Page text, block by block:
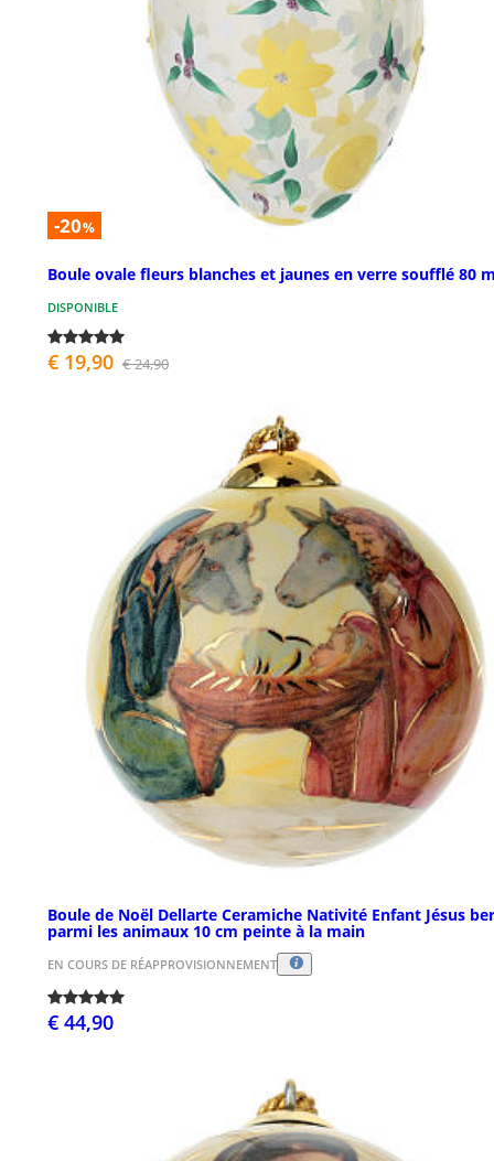
-20%
Boule ovale fleurs blanches et jaunes en verre soufflé 80
DISPONIBLE
€ 19,90 € 24,90
Boule de Noël Dellarte Ceramiche Nativité Enfant Jésus
parmi les animaux 10 cm peinte à la main
EN COURS DE RÉAPPROVISIONNEMENT
€ 44,90